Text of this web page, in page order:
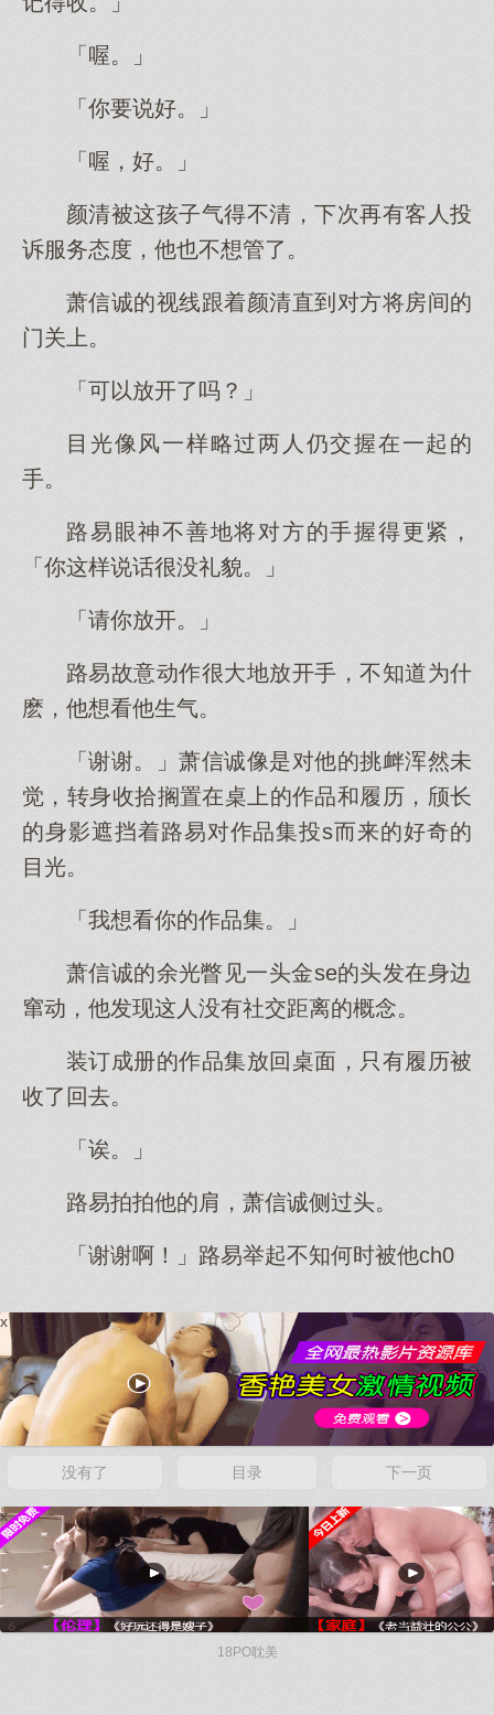
「喔。」
「你要说好。」
「喔，好。」
颜清被这孩子气得不清，下次再有客人投
诉服务态度，他也不想管了。
萧信诚的视线跟着颜清直到对方将房间的
门关上。
「可以放开了吗？」
目光像风一样略过两人仍交握在一起的
手。
路易眼神不善地将对方的手握得更紧，
「你这样说话很没礼貌。」
「请你放开。」
路易故意动作很大地放开手，不知道为什
麽，他想看他生气。
「谢谢。」萧信诚像是对他的挑衅浑然未
觉，转身收拾搁置在桌上的作品和履历，颀长
的身影遮挡着路易对作品集投s而来的好奇的
目光。
「我想看你的作品集。」
萧信诚的余光瞥见一头金se的头发在身边
窜动，他发现这人没有社交距离的概念。
装订成册的作品集放回桌面，只有履历被
收了回去。
「诶。」
路易拍拍他的肩，萧信诚侧过头。
「谢谢啊！」路易举起不知何时被他ch0
x
没有了 目录 下一页
x
18PO耽美